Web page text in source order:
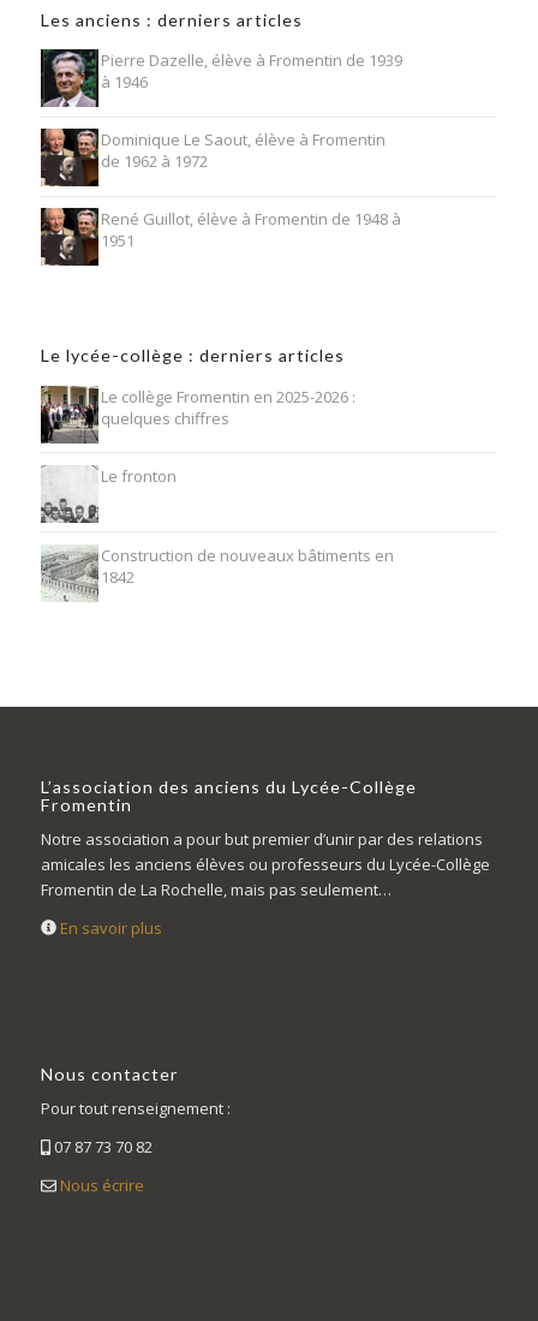
Les anciens : derniers articles
Pierre Dazelle, élève à Fromentin de 1939
à 1946
Dominique Le Saout, élève à Fromentin
de 1962 à 1972
René Guillot, élève à Fromentin de 1948 à
1951
Le lycée-collège : derniers articles
Le collège Fromentin en 2025-2026 :
quelques chiffres
Le fronton
Construction de nouveaux bâtiments en
1842
L’association des anciens du Lycée-Collège
Fromentin
Notre association a pour but premier d’unir par des relations
amicales les anciens élèves ou professeurs du Lycée-Collège
Fromentin de La Rochelle, mais pas seulement…
En savoir plus
Nous contacter
Pour tout renseignement :
07 87 73 70 82
Nous écrire